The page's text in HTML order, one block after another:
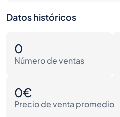
Datos históricos
0
Número de ventas
0€
Precio de venta promedio